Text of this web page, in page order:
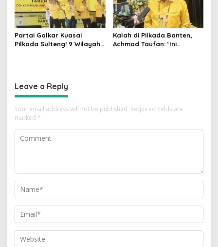
Partai Golkar Kuasai
Pilkada Sulteng! 9 Wilayah
Kalah di Pilkada Banten,
Achmad Taufan: ‘Ini
Leave a Reply
Your email address will not be published. Required fields are
marked *